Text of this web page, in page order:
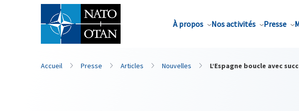
À propos Nos activités Presse
Nom de famille*
Accueil Presse Articles Nouvelles L’Espagne boucle avec